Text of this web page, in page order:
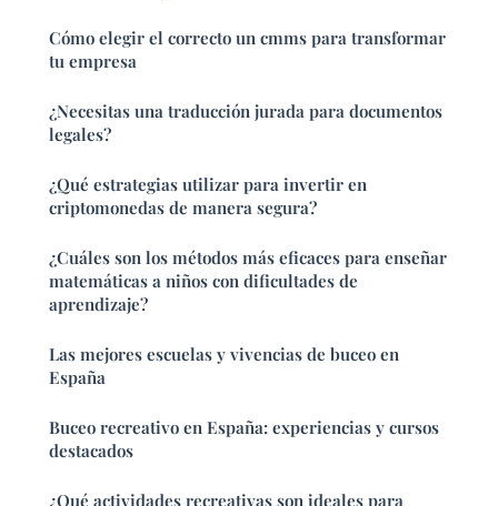
Cómo elegir el correcto un cmms para transformar
tu empresa
¿Necesitas una traducción jurada para documentos
legales?
¿Qué estrategias utilizar para invertir en
criptomonedas de manera segura?
¿Cuáles son los métodos más eficaces para enseñar
matemáticas a niños con dificultades de
aprendizaje?
Las mejores escuelas y vivencias de buceo en
España
Buceo recreativo en España: experiencias y cursos
destacados
¿Qué actividades recreativas son ideales para